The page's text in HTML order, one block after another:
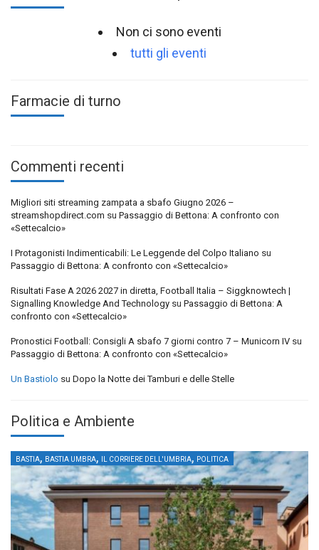
Non ci sono eventi
tutti gli eventi
Farmacie di turno
Commenti recenti
Migliori siti streaming zampata a sbafo Giugno 2026 –
streamshopdirect.com su Passaggio di Bettona: A confronto con
«Settecalcio»
I Protagonisti Indimenticabili: Le Leggende del Colpo Italiano su
Passaggio di Bettona: A confronto con «Settecalcio»
Risultati Fase A 2026 2027 in diretta, Football Italia – Siggknowtech |
Signalling Knowledge And Technology su Passaggio di Bettona: A
confronto con «Settecalcio»
Pronostici Football: Consigli A sbafo 7 giorni contro 7 – Municorn IV su
Passaggio di Bettona: A confronto con «Settecalcio»
Un Bastiolo su Dopo la Notte dei Tamburi e delle Stelle
Politica e Ambiente
BASTIA, BASTIA UMBRA, IL CORRIERE DELL'UMBRIA, POLITICA